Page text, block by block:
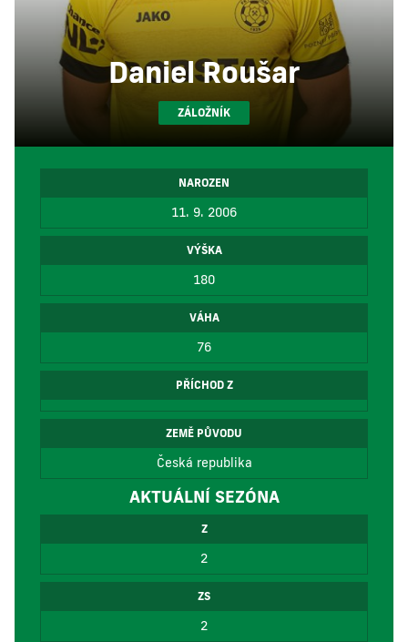
Daniel Roušar
ZÁLOŽNÍK
NAROZEN
11. 9. 2006
VÝŠKA
180
VÁHA
76
PŘÍCHOD Z
ZEMĚ PŮVODU
Česká republika
AKTUÁLNÍ SEZÓNA
Z
2
ZS
2